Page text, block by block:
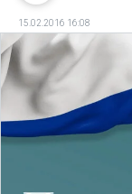
15.02.2016 16:08